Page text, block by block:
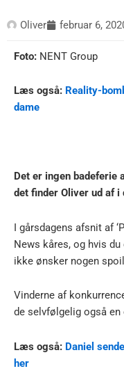
Oliver februar 6,
Foto: NENT Group
Læs også: Reality-
dame
Det er ingen badeferie
det finder Oliver ud af i
I gårsdagens afsnit af
News kåres, og hvis
ikke ønsker nogen
Vinderne af
de selvfølgelig også en
Læs også: Daniel
her